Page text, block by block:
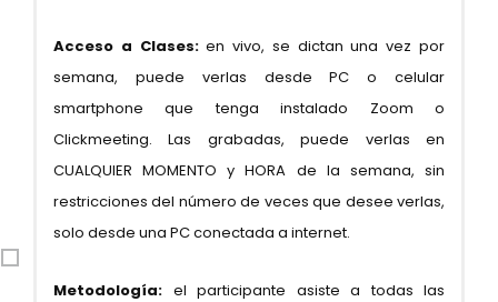
Acceso a Clases:en vivo, se dictan una vez por
semana, puede verlas desde PC o celular
smartphone que tenga instalado Zoom o
Clickmeeting. Las grabadas, puede verlas en
CUALQUIER MOMENTO y HORA de la semana, sin
restricciones del número de veces que desee verlas,
solo desde una PC conectada a internet.
Metodología: el participante asiste a todas las